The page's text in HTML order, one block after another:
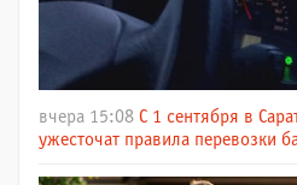
вчера 15:08 С 1 сентября в
ужесточат правила перевозки